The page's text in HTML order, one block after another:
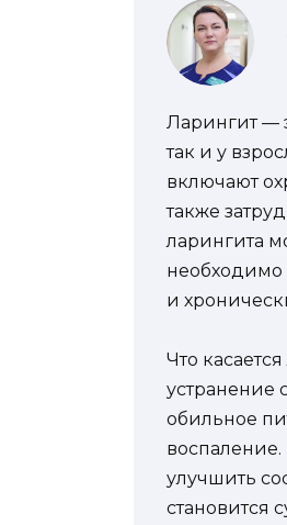
Ларингит —
так и у
включают
также
ларингита
необходимо
и
Что
устранение
обильное
улучшить
становится